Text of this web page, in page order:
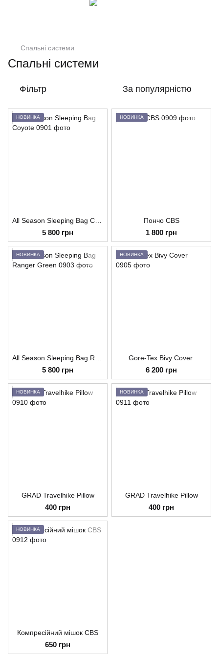
Спальні системи
Спальні системи
Фільтр За популярністю
НОВИНКА
5 800 грн
НОВИНКА
Пончо CBS
1 800 грн
НОВИНКА
5 800 грн
НОВИНКА
Gore-Tex Bivy Cover
6 200 грн
НОВИНКА
GRAD Travelhike Pillow
400 грн
НОВИНКА
GRAD Travelhike Pillow
400 грн
НОВИНКА
Компресійний мішок CBS
650 грн